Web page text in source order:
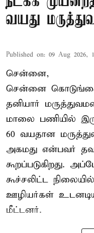
வயது
Published on: 09 Aug 2026,
சென்னை,
சென்னை
தனியார்
மாலை பணியில்
60 வயதான
அகமது என்பவர்
கூறப்படுகிறது.
கூச்சலிட்ட
ஊழியர்கள்
மீட்டனர்.